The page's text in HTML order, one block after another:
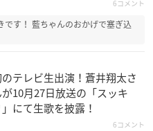
6コメント
す！ 藍ちゃんのおかげで塞ぎ込
テレビ生出演！蒼井翔太さ
10月27日放送の「スッキ
」にて生歌を披露！
6コメント